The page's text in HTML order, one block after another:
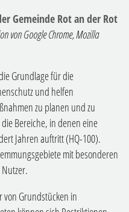
Gemeinde Rot an der Rot
von Google Chrome, Mozilla
Grundlage für die
und helfen
zu planen und zu
Bereiche, in denen eine
Jahren auftritt (HQ-100).
mit besonderen
von Grundstücken in